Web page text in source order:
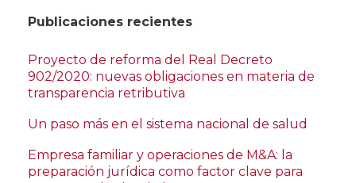
Publicaciones recientes
Proyecto de reforma del Real Decreto
902/2020: nuevas obligaciones en materia de
transparencia retributiva
Un paso más en el sistema nacional de salud
Empresa familiar y operaciones de M&A: la
preparación jurídica como factor clave para